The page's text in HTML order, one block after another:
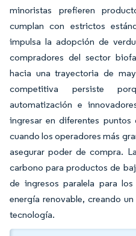
minoristas prefieren
cumplan con estrictos
impulsa la adopción de
compradores del sector
hacia una trayectoria de
competitiva persiste
automatización e
ingresar en diferentes
cuando los operadores más
asegurar poder de compra.
carbono para productos de
de ingresos paralela para
energía renovable, creando
tecnología.